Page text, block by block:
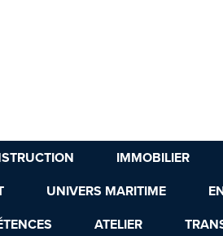
IMMOBILIER
UNIVERS MARITIME
ATELIER